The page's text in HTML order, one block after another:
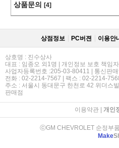
상품문의 [4]
상점정보 PC버젼 이용안
상호명 : 진수상사
대표 : 임종오 외1명 | 개인정보 보호 책임
사업자등록번호 :205-03-80411 | 통신판
전화 : 02-2214-7567 | 팩스 : 02-2214-
주소 : 서울시 동대문구 한천로 42 위더스
판매점
이용약관| 개인
ⓒGM CHEVROLET 순정부
Make